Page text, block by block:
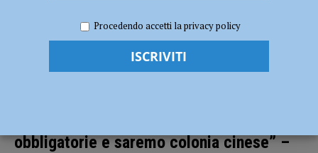
Confedilizia: “Castrazione chimica per pedofili e stupratori”. Ambiente:
“Auto elettriche obbligatorie e saremo colonia cinese” – AUDIO
Salvini ospite di Confedilizia:
obbligatorie e saremo colonia cinese” –
Procedendo accetti la privacy policy